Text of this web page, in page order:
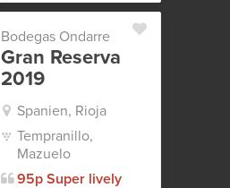
Bodegas Ondarre
Gran Reserva
2019
Spanien, Rioja
Tempranillo,
Mazuelo
95p Super lively